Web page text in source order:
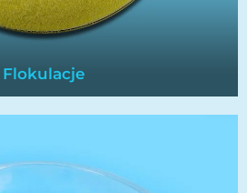
Flokulacje
Flokulacje